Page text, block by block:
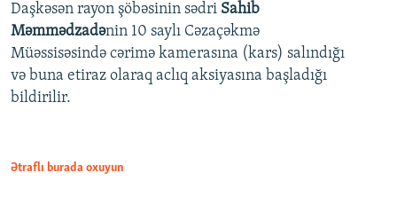
Auto 240p 360p
720p 1080p
720p
1080p
Daşkəsən rayon şöbəsinin sədri Sahib
Məmmədzadənin 10 saylı Cəzaçəkmə
Müəssisəsində cərimə kamerasına (kars) salındığı
və buna etiraz olaraq aclıq aksiyasına başladığı
bildirilir.
Ətraflı burada oxuyun